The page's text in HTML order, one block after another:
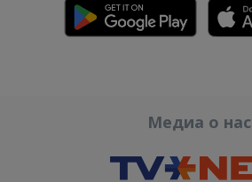
Медиа о нас